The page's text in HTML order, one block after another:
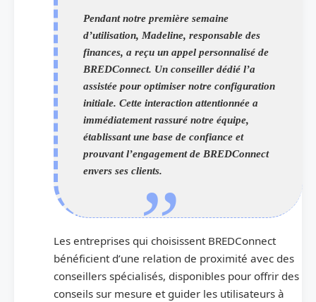
Pendant notre première semaine
d’utilisation, Madeline, responsable des
finances, a reçu un appel personnalisé de
BREDConnect. Un conseiller dédié l’a
assistée pour optimiser notre configuration
initiale. Cette interaction attentionnée a
immédiatement rassuré notre équipe,
établissant une base de confiance et
prouvant l’engagement de BREDConnect
envers ses clients.
Les entreprises qui choisissent BREDConnect
bénéficient d’une relation de proximité avec des
conseillers spécialisés, disponibles pour offrir des
conseils sur mesure et guider les utilisateurs à